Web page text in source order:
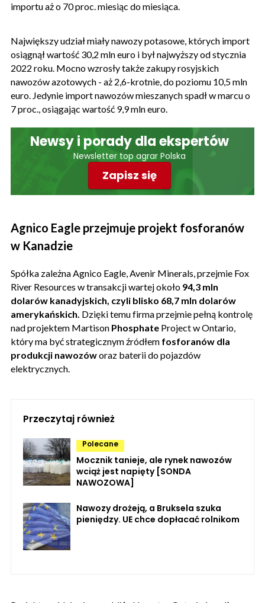
importu aż o 70 proc. miesiąc do miesiąca.
Największy udział miały nawozy potasowe, których import
osiągnął wartość 30,2 mln euro i był najwyższy od stycznia
2022 roku. Mocno wzrosły także zakupy rosyjskich
nawozów azotowych - aż 2,6-krotnie, do poziomu 10,5 mln
euro. Jedynie import nawozów mieszanych spadł w marcu o
7 proc., osiągając wartość 9,9 mln euro.
Newsy i porady dla ekspertów
Newsletter top agrar Polska
Zapisz się
Agnico Eagle przejmuje projekt fosforanów
w Kanadzie
Spółka zależna Agnico Eagle, Avenir Minerals, przejmie Fox
River Resources w transakcji wartej około 94,3 mln
dolarów kanadyjskich, czyli blisko 68,7 mln dolarów
amerykańskich. Dzięki temu firma przejmie pełną kontrolę
nad projektem Martison Phosphate Project w Ontario,
który ma być strategicznym źródłem fosforanów dla
produkcji nawozóworaz baterii do pojazdów
elektrycznych.
Przeczytaj również
Polecane
Mocznik tanieje, ale rynek nawozów
wciąż jest napięty [SONDA
NAWOZOWA]
Nawozy drożeją, a Bruksela szuka
pieniędzy. UE chce dopłacać rolnikom